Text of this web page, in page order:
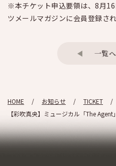
※本チケット申込要領は、8月
ツメールマガジンに会員登録さ
一覧
HOME お知らせ
TICKET
【彩吹真央】ミュージカル「The